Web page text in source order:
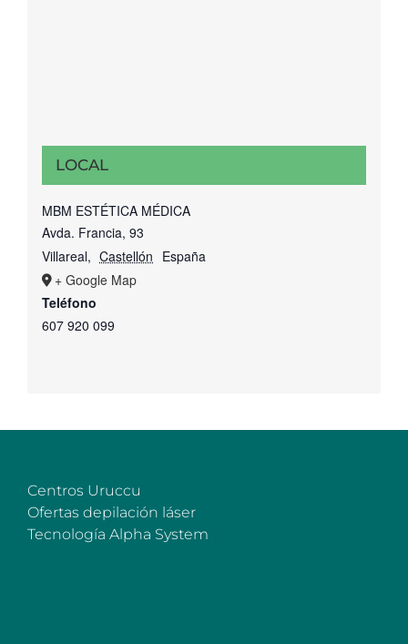
LOCAL
MBM ESTÉTICA MÉDICA
Avda. Francia, 93
Villareal, Castellón España
+ Google Map
Teléfono
607 920 099
Centros Uruccu
Ofertas depilación láser
Tecnología Alpha System